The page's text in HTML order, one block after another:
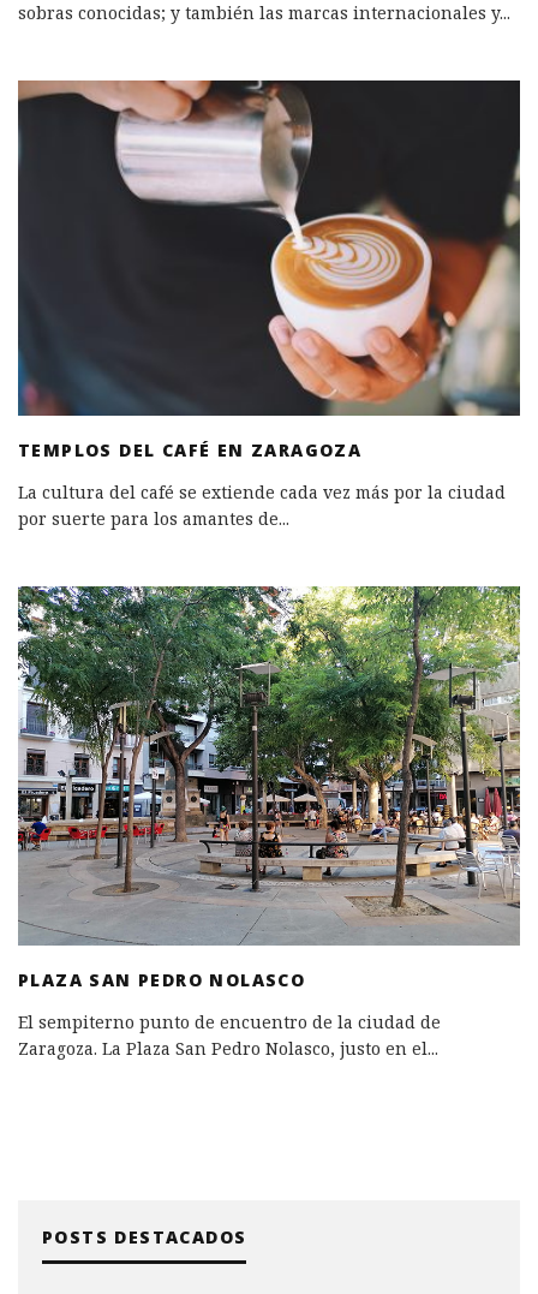
sobras conocidas; y también las marcas internacionales y...
TEMPLOS DEL CAFÉ EN ZARAGOZA
La cultura del café se extiende cada vez más por la ciudad
por suerte para los amantes de...
PLAZA SAN PEDRO NOLASCO
El sempiterno punto de encuentro de la ciudad de
Zaragoza. La Plaza San Pedro Nolasco, justo en el...
POSTS DESTACADOS